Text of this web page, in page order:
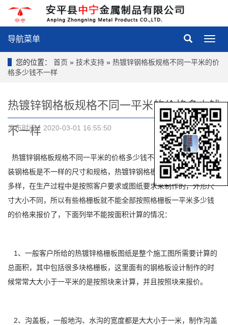
导
菜
导航菜单
您的位置： 首页 » 技术支持 » 热镀锌钢格板规格不同一平米的价
格多少钱不一样
热镀锌钢格板规格不同一平米的价格多少钱
不一样
发布时间：2020-03-01 16:55:50
热镀锌钢格板规格不同一平米的价格多少钱不一样，不同的地方安
装钢格板是不一样的尺寸和规格，热镀锌钢格板的尺寸、规格多种
多样，在生产过程中是按照客户要求或图纸要求来制作的，外形尺
寸大小不同，所以有些格栅板就不能全部按照格栅板一平米多少钱
的价格来报价了，下面列举不能按面积计算的情况：
1、一般客户所给的热镀锌格栅板图纸是整个施工图所需要计算的
总面积，其中包括很多块格栅板，这里面有的钢格板设计制作的时
候常常大大小于一平米的是按照块来计算，并且按照块来报价。
2、沟盖板，一般地沟、水沟的宽度都是大大小于一米，制作沟盖